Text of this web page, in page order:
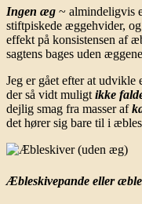
Ingen æg ~ almindeligvis
stiftpiskede æggehvider,
effekt på konsistensen af
sagtens bages uden
Jeg er gået efter at
der så vidt muligtikke
dejlig smag fra masser af
det hører sig bare til i
Æbleskivepande eller